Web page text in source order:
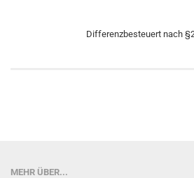
Differenzbesteuert nach
MEHR ÜBER...